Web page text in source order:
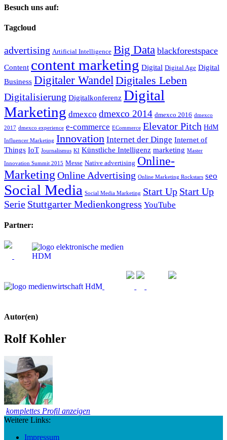
Besuch uns auf:
Tagcloud
advertising Artificial Intelligence Big Data blackforestspace
Content content marketing Digital Digital Age Digital
Business Digitaler Wandel Digitales Leben
Digitalisierung Digitalkonferenz Digital
Marketing dmexco dmexco 2014 dmexco 2016 dmexco
2017 dmexco experience e-commerce ECommerce Elevator Pitch HdM
Influencer Marketing Innovation Internet der Dinge Internet of
Things IoT Journalismus KI Künstliche Intelligenz marketing Master
Innovation Summit 2015 Messe Native advertising Online-
Marketing Online Advertising Online Marketing Rockstars seo
Social Media Social Media Marketing Start Up Start Up
Serie Stuttgarter Medienkongress YouTube
Partner:
Autor(en)
Rolf Kohler
komplettes Profil anzeigen
Weitere Links:
Impressum